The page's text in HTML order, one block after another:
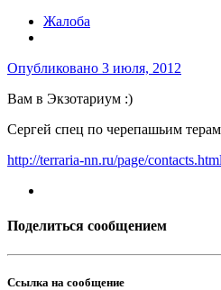
Жалоба
Опубликовано 3 июля, 2012
Вам в Экзотариум :)
Сергей спец по черепашьим
http://terraria-nn.ru/page/contacts.html
Поделиться сообщением
Ссылка на сообщение